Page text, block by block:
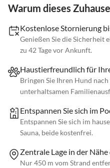
Warum dieses
Kostenlose Stornierung
Genießen Sie die Sicherheit
zu 42 Tage vor Ankunft.
Haustierfreundlich für
Bringen Sie Ihren Hund
unterhaltsamen
Entspannen Sie sich im
Entspannen Sie sich im
Sauna, beide kostenfrei.
Zentrale Lage in der Nähe
Nur 450 m vom Strand